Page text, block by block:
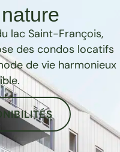
lac Saint-François,
des condos locatifs
de vie harmonieux